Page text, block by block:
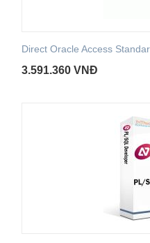
Direct Oracle Access
3.591.360 VNĐ